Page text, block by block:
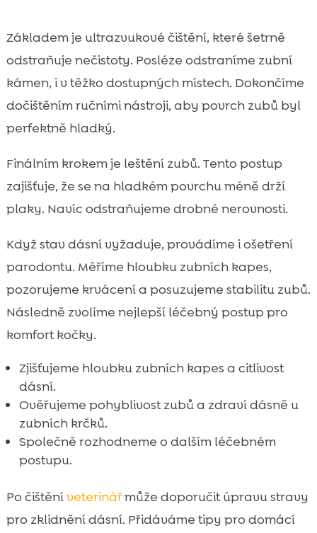
Základem je ultrazvukové čištění, které šetrně
odstraňuje nečistoty. Posléze odstraníme zubní
kámen, i v těžko dostupných místech. Dokončíme
dočištěním ručními nástroji, aby povrch zubů byl
perfektně hladký.
Finálním krokem je leštění zubů. Tento postup
zajišťuje, že se na hladkém povrchu méně drží
plaky. Navíc odstraňujeme drobné nerovnosti.
Když stav dásní vyžaduje, provádíme i ošetření
parodontu. Měříme hloubku zubních kapes,
pozorujeme krvácení a posuzujeme stabilitu zubů.
Následně zvolíme nejlepší léčebný postup pro
komfort kočky.
Zjišťujeme hloubku zubních kapes a citlivost
dásní.
Ověřujeme pohyblivost zubů a zdraví dásně u
zubních krčků.
Společně rozhodneme o dalším léčebném
postupu.
Po čištěníveterinářmůže doporučit úpravu stravy
pro zklidnění dásní. Přidáváme tipy pro domácí